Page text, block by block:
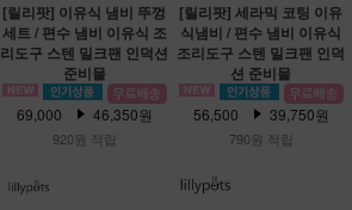
[릴리팟] 이유식 냄비 뚜껑
세트 / 편수 냄비 이유식 조
리도구 스텐 밀크팬 인덕션
준비물
69,000 46,350원
920원 적립
[릴리팟] 세라믹 코팅 이유
식냄비 / 편수 냄비 이유식
조리도구 스텐 밀크팬 인덕
션 준비물
56,500 39,750원
790원 적립